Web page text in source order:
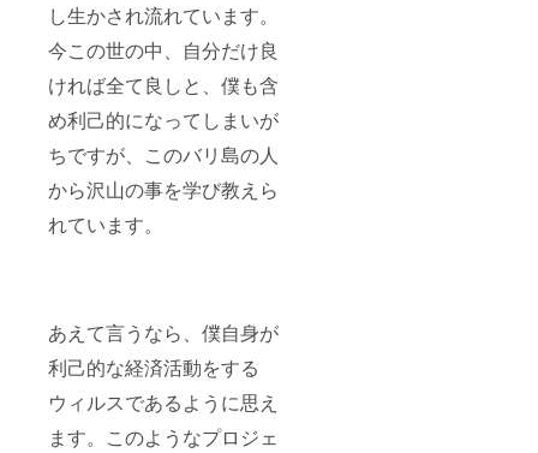
し生かされ流れています。
今この世の中、自分だけ良
ければ全て良しと、僕も含
め利己的になってしまいが
ちですが、このバリ島の人
から沢山の事を学び教えら
れています。
あえて言うなら、僕自身が
利己的な経済活動をする
ウィルスであるように思え
ます。このようなプロジェ